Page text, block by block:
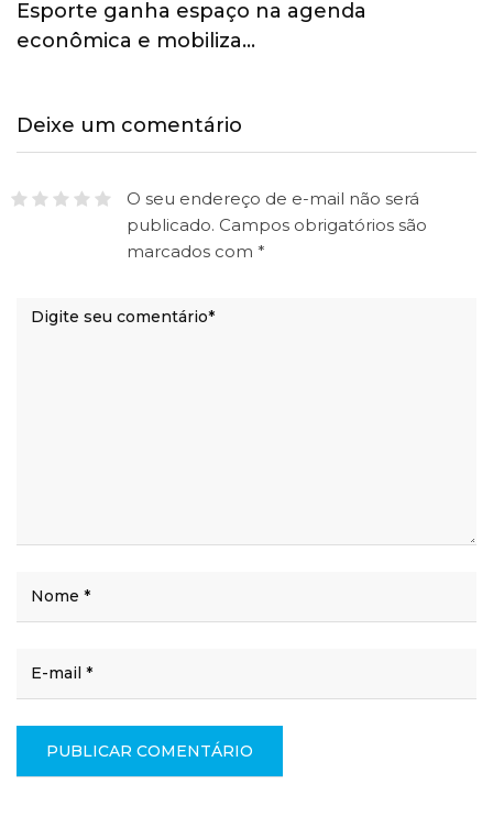
Esporte ganha espaço na agenda
econômica e mobiliza…
Deixe um comentário
O seu endereço de e-mail não será
publicado. Campos obrigatórios são
marcados com *